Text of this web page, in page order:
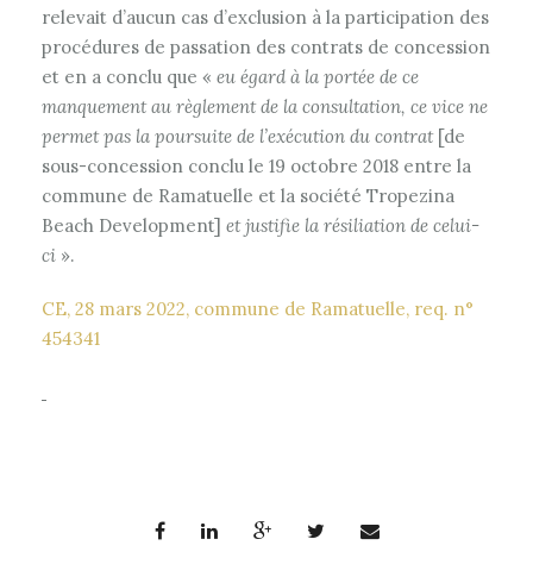
relevait d’aucun cas d’exclusion à la participation des
procédures de passation des contrats de concession
et en a conclu que « eu égard à la portée de ce
manquement au règlement de la consultation, ce vice ne
permet pas la poursuite de l’exécution du contrat[de
sous-concession conclu le 19 octobre 2018 entre la
commune de Ramatuelle et la société Tropezina
Beach Development] et justifie la résiliation de celui-
ci ».
CE, 28 mars 2022, commune de Ramatuelle, req. n°
454341